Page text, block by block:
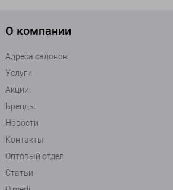
О компании
Адреса салонов
Услуги
Акции
Бренды
Новости
Контакты
Оптовый отдел
Статьи